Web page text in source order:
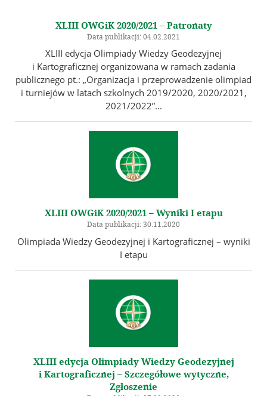
XLIII OWGiK 2020/2021 – Patronaty
Data publikacji: 04.02.2021
XLIII edycja Olimpiady Wiedzy Geodezyjnej
i Kartograficznej organizowana w ramach zadania
publicznego pt.: „Organizacja i przeprowadzenie olimpiad
i turniejów w latach szkolnych 2019/2020, 2020/2021,
2021/2022”...
XLIII OWGiK 2020/2021 – Wyniki I etapu
Data publikacji: 30.11.2020
Olimpiada Wiedzy Geodezyjnej i Kartograficznej – wyniki
I etapu
XLIII edycja Olimpiady Wiedzy Geodezyjnej
i Kartograficznej – Szczegółowe wytyczne,
Zgłoszenie